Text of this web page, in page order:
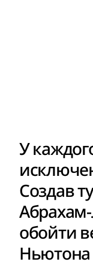
У
Создав
обойти
Ньютона